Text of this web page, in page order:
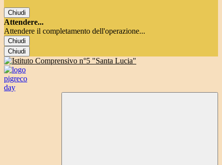
Chiudi
Attendere...
Attendere il completamento dell'operazione...
Chiudi
Chiudi